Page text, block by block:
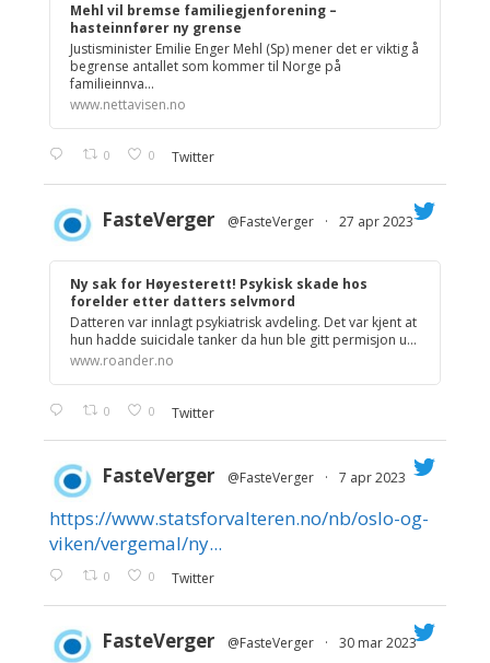
Mehl vil bremse familiegjenforening –
hasteinnfører ny grense
Justisminister Emilie Enger Mehl (Sp) mener det er viktig å
begrense antallet som kommer til Norge på
familieinnva...
www.nettavisen.no
0 0 Twitter
;
FasteVerger @FasteVerger · 27 apr 2023
Ny sak for Høyesterett! Psykisk skade hos
forelder etter datters selvmord
Datteren var innlagt psykiatrisk avdeling. Det var kjent at
hun hadde suicidale tanker da hun ble gitt permisjon u...
www.roander.no
0 0 Twitter
;
FasteVerger @FasteVerger · 7 apr 2023
https://www.statsforvalteren.no/nb/oslo-og-
viken/vergemal/ny...
0 0 Twitter
FasteVerger @FasteVerger · 30 mar 2023